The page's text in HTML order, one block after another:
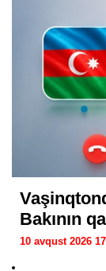
Bakının
10 avqust 2026